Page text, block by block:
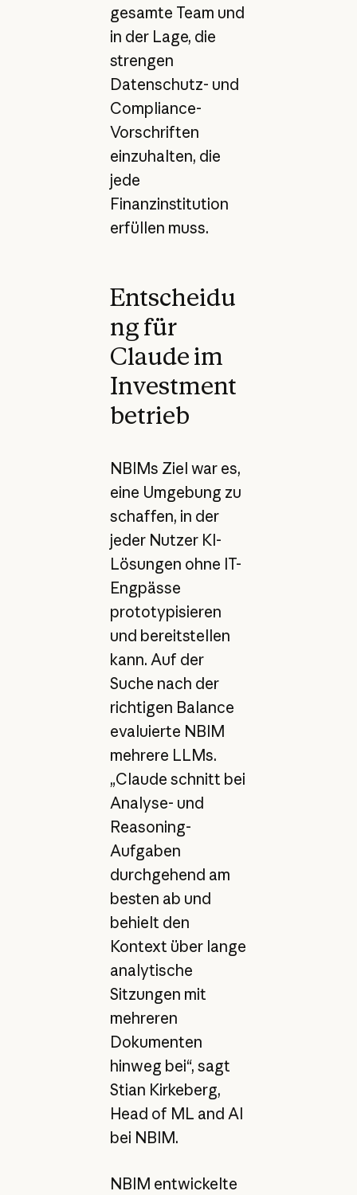
gesamte Team und
in der Lage, die
strengen
Datenschutz- und
Compliance-
Vorschriften
einzuhalten, die
jede
Finanzinstitution
erfüllen muss.
Entscheidu
ng für
Claude im
Investment
betrieb
NBIMs Ziel war es,
eine Umgebung zu
schaffen, in der
jeder Nutzer KI-
Lösungen ohne IT-
Engpässe
prototypisieren
und bereitstellen
kann. Auf der
Suche nach der
richtigen Balance
evaluierte NBIM
mehrere LLMs.
„Claude schnitt bei
Analyse- und
Reasoning-
Aufgaben
durchgehend am
besten ab und
behielt den
Kontext über lange
analytische
Sitzungen mit
mehreren
Dokumenten
hinweg bei“, sagt
Stian Kirkeberg,
Head of ML and AI
bei NBIM.
NBIM entwickelte